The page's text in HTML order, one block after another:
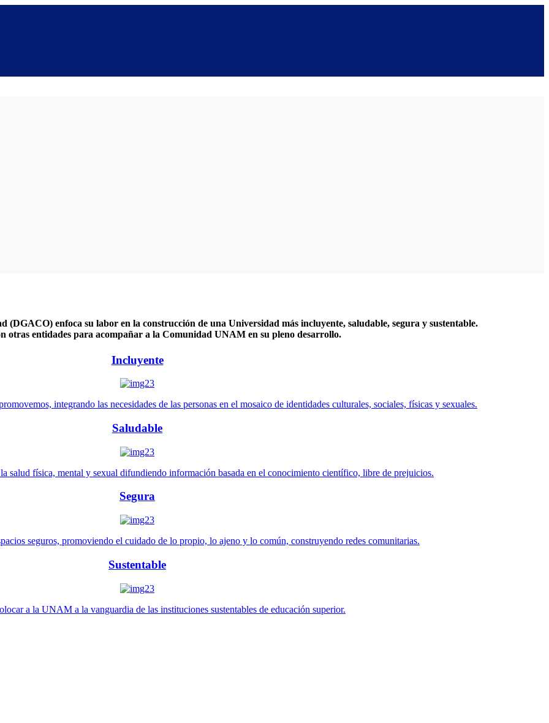
(DGACO) enfoca su labor en la construcción de una Universidad más incluyente, saludable, segura y sustentable.
otras entidades para acompañar a la Comunidad UNAM en su pleno desarrollo.
Incluyente
integrando las necesidades de las personas en el mosaico de identidades culturales, sociales, físicas y sexuales.
Saludable
salud física, mental y sexual difundiendo información basada en el conocimiento científico, libre de prejuicios.
Segura
seguros, promoviendo el cuidado de lo propio, lo ajeno y lo común, construyendo redes comunitarias.
Sustentable
a la UNAM a la vanguardia de las instituciones sustentables de educación superior.